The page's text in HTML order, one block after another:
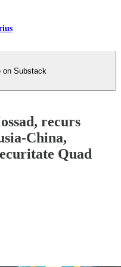
on Substack
recurs
China,
Quad